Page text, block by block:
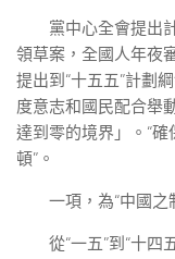
黨中心全會提出
領草案，全國人年夜
提出到“十五五”計劃
度意志和國民配合舉
達到零的境界」。“
頓”。
一項，為“中國之
從“一五”到“十